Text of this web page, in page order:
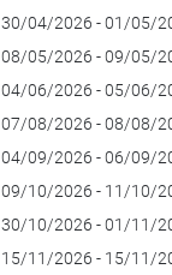
30/04/2026 - 01/05/
08/05/2026 - 09/05/
04/06/2026 - 05/06/
07/08/2026 - 08/08/
04/09/2026 - 06/09/
09/10/2026 - 11/10/
30/10/2026 - 01/11/
15/11/2026 - 15/11/